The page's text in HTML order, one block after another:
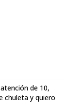
de 10,
chuleta y quiero